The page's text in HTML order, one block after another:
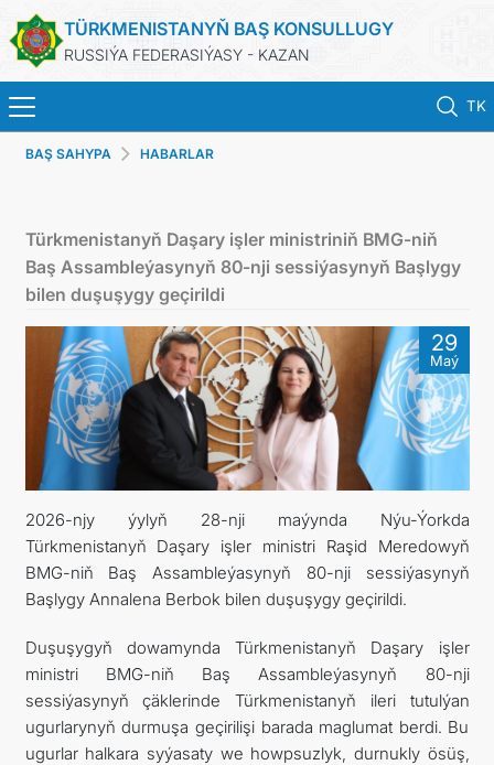
TÜRKMENISTANYŇ BAŞ KONSULLUGY
RUSSIÝA FEDERASIÝASY - KAZAN
TK
BAŞ SAHYPA
KONSULLYK HYZMATLARY
ОБ ОРГАНИЗАЦИИ
BILDIRIŞLER
BAŞ SAHYPA HABARLAR
Türkmenistanyň Daşary işler ministriniň BMG-niň
Baş Assambleýasynyň 80-nji sessiýasynyň Başlygy
bilen duşuşygy geçirildi
29
Maý
2026-njy ýylyň 28-nji maýynda Nýu-Ýorkda
Türkmenistanyň Daşary işler ministri Raşid Meredowyň
BMG-niň Baş Assambleýasynyň 80-nji sessiýasynyň
Başlygy Annalena Berbok bilen duşuşygy geçirildi.
Duşuşygyň dowamynda Türkmenistanyň Daşary işler
ministri BMG-niň Baş Assambleýasynyň 80-nji
sessiýasynyň çäklerinde Türkmenistanyň ileri tutulýan
ugurlarynyň durmuşa geçirilişi barada maglumat berdi. Bu
ugurlar halkara syýasaty we howpsuzlyk, durnukly ösüş,